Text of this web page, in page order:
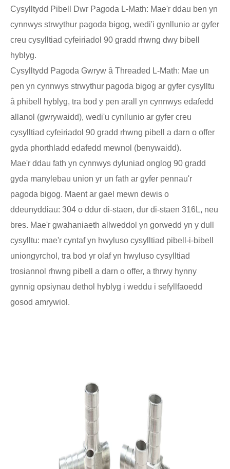
Cysylltydd Pibell Dwr Pagoda L-Math: Mae'r ddau ben yn
cynnwys strwythur pagoda bigog, wedi'i gynllunio ar gyfer
creu cysylltiad cyfeiriadol 90 gradd rhwng dwy bibell
hyblyg.
Cysylltydd Pagoda Gwryw â Threaded L-Math: Mae un
pen yn cynnwys strwythur pagoda bigog ar gyfer cysylltu
â phibell hyblyg, tra bod y pen arall yn cynnwys edafedd
allanol (gwrywaidd), wedi'u cynllunio ar gyfer creu
cysylltiad cyfeiriadol 90 gradd rhwng pibell a darn o offer
gyda phorthladd edafedd mewnol (benywaidd).
Mae'r ddau fath yn cynnwys dyluniad onglog 90 gradd
gyda manylebau union yr un fath ar gyfer pennau'r
pagoda bigog. Maent ar gael mewn dewis o
ddeunyddiau: 304 o ddur di-staen, dur di-staen 316L, neu
bres. Mae'r gwahaniaeth allweddol yn gorwedd yn y dull
cysylltu: mae'r cyntaf yn hwyluso cysylltiad pibell-i-bibell
uniongyrchol, tra bod yr olaf yn hwyluso cysylltiad
trosiannol rhwng pibell a darn o offer, a thrwy hynny
gynnig opsiynau dethol hyblyg i weddu i sefyllfaoedd
gosod amrywiol.